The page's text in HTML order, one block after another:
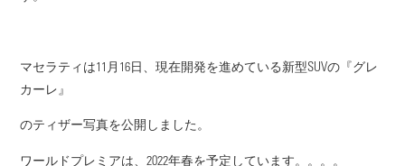
マセラティは11月16日、現在開発を進めている新型SUVの『グレ
カーレ』
のティザー写真を公開しました。
ワールドプレミアは、2022年春を予定しています。。。。